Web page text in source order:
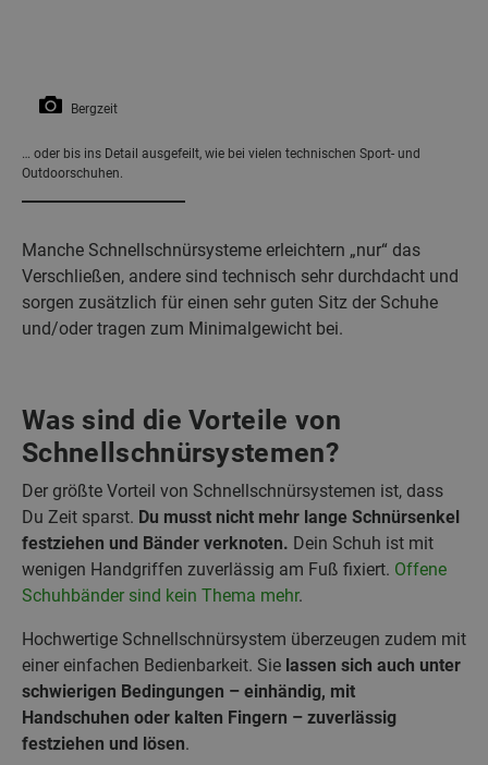
Bergzeit
… oder bis ins Detail ausgefeilt, wie bei vielen technischen Sport- und
Outdoorschuhen.
Manche Schnellschnürsysteme erleichtern „nur“ das
Verschließen, andere sind technisch sehr durchdacht und
sorgen zusätzlich für einen sehr guten Sitz der Schuhe
und/oder tragen zum Minimalgewicht bei.
Was sind die Vorteile von
Schnellschnürsystemen?
Der größte Vorteil von Schnellschnürsystemen ist, dass
Du Zeit sparst. Du musst nicht mehr lange Schnürsenkel
festziehen und Bänder verknoten. Dein Schuh ist mit
wenigen Handgriffen zuverlässig am Fuß fixiert. Offene
Schuhbänder sind kein Thema mehr.
Hochwertige Schnellschnürsystem überzeugen zudem mit
einer einfachen Bedienbarkeit. Sie lassen sich auch unter
schwierigen Bedingungen – einhändig, mit
Handschuhen oder kalten Fingern – zuverlässig
festziehen und lösen.